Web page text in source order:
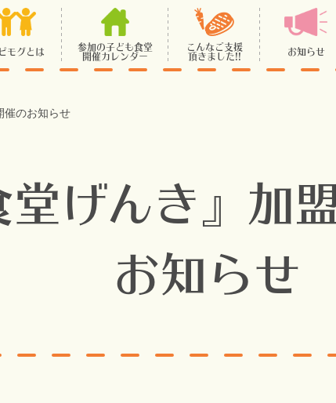
モグとは
参加の子ども食堂
開催カレンダー
こんなご支援
頂きました!!
お知らせ
催のお知らせ
堂げんき』加
お知らせ